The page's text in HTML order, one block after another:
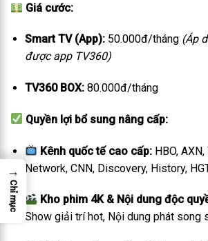
Giá cước:
Smart TV (App):50.000đ/tháng (Áp
được app TV360)
TV360 BOX:80.000đ/tháng
Quyền lợi bổ sung nâng cấp:
Kênh quốc tế cao cấp: HBO,
Network, CNN, Discovery, History,
Kho phim 4K & Nội dung độc
Show giải trí hot, Nội dung phát song
→
Chỉ mục